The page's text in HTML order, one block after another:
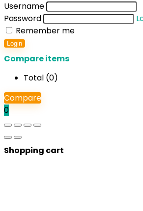
Username
Password
Remember me
Login
Compare items
Total (0)
Compare
0
Shopping cart